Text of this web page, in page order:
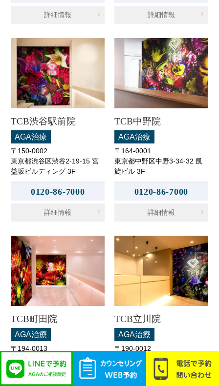
詳細情報 詳細情報
TCB渋谷駅前院
AGA治療
〒150-0002
東京都渋谷区渋谷2-19-15 宮
益坂ビルディング 3F
0120-86-7000
詳細情報
TCB中野院
AGA治療
〒164-0001
東京都中野区中野3-34-32 凱
旋ビル 3F
0120-86-7000
詳細情報
TCB町田院
AGA治療
〒194-0013
東京都町田市原町田6-3-3 町
映ビル 5F
TCB立川院
AGA治療
〒190-0012
東京都立川市曙町2-11-2 フロ
ム中武 6F